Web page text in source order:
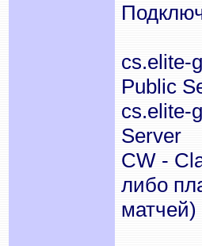
cs.elite-
Public
cs.elite-
Server
CW -
либо